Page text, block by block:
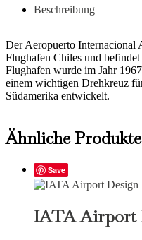
Beschreibung
Der Aeropuerto Internacional
Flughafen Chiles und
Flughafen wurde im Jahr
einem wichtigen Drehkreuz
Südamerika entwickelt.
Ähnliche Produkte
Save
IATA Airport